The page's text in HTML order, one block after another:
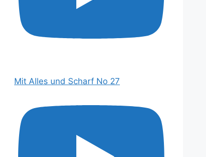
Mit Alles und Scharf No 27